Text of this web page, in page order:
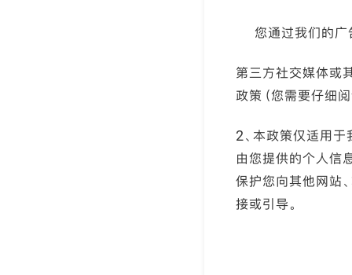
您通过我们的广
第三方社交媒体或
政策（您需要仔细
2、本政策仅适用
由您提供的个人信
保护您向其他网站
接或引导。